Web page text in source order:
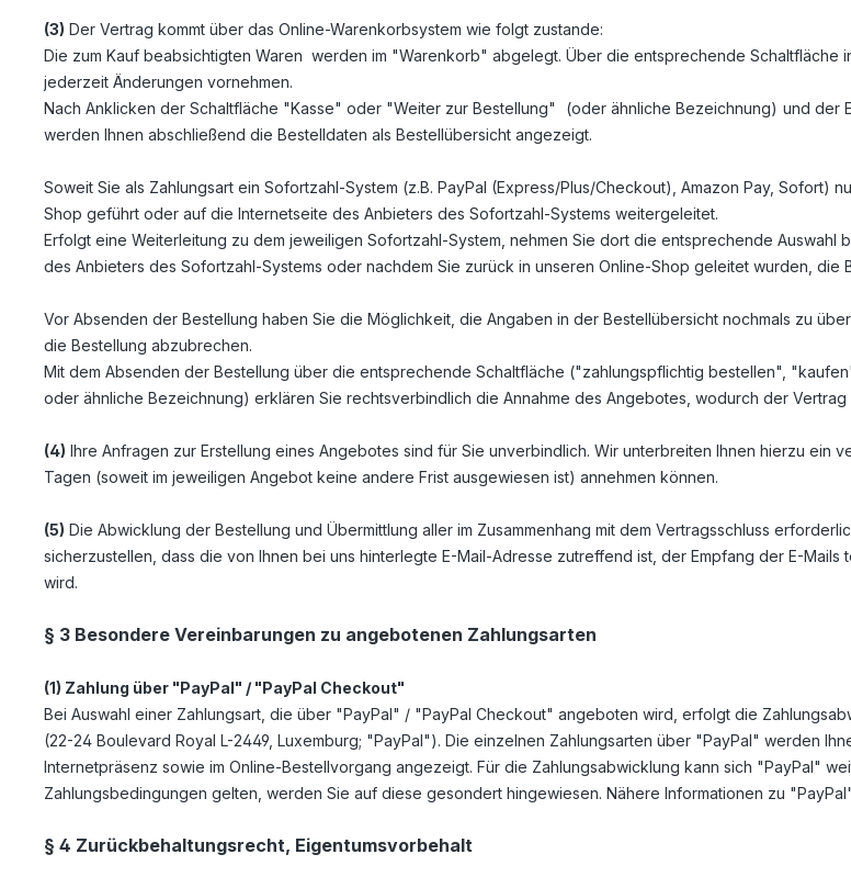
(3) Der Vertrag kommt über das Online-Warenkorbsystem wie folgt zustande:
Die zum Kauf beabsichtigten Waren werden im "Warenkorb" abgelegt. Über die entsprechende
jederzeit Änderungen vornehmen.
Nach Anklicken der Schaltfläche "Kasse" oder "Weiter zur Bestellung"
(oder ähnliche Bezeichnung) und der
werden Ihnen abschließend die Bestelldaten als Bestellübersicht angezeigt.
Soweit Sie als Zahlungsart ein Sofortzahl-System (z.B. PayPal (Express/Plus/Checkout), Amazon Pay,
Shop geführt oder auf die Internetseite des Anbieters des Sofortzahl-Systems weitergeleitet.
Erfolgt eine Weiterleitung zu dem jeweiligen Sofortzahl-System, nehmen Sie dort die entsprechende Auswahl
des Anbieters des Sofortzahl-Systems oder nachdem Sie zurück in unseren Online-Shop geleitet wurden, die
Vor Absenden der Bestellung haben Sie die Möglichkeit, die Angaben in der Bestellübersicht nochmals zu
die Bestellung abzubrechen.
Mit dem Absenden der Bestellung über die entsprechende Schaltfläche ("zahlungspflichtig bestellen",
oder ähnliche Bezeichnung) erklären Sie rechtsverbindlich die Annahme des Angebotes, wodurch der Vertrag
(4) Ihre Anfragen zur Erstellung eines Angebotes sind für Sie unverbindlich. Wir unterbreiten Ihnen hierzu ein
Tagen (soweit im jeweiligen Angebot keine andere Frist ausgewiesen ist) annehmen können.
(5) Die Abwicklung der Bestellung und Übermittlung aller im Zusammenhang mit dem Vertragsschluss
sicherzustellen, dass die von Ihnen bei uns hinterlegte E-Mail-Adresse zutreffend ist, der Empfang der E-
wird.
§ 3 Besondere Vereinbarungen zu angebotenen Zahlungsarten
(1) Zahlung über "PayPal" / "PayPal Checkout"
Bei Auswahl einer Zahlungsart, die über "PayPal" / "PayPal Checkout" angeboten wird, erfolgt die
(22-24 Boulevard Royal L-2449, Luxemburg; "PayPal"). Die einzelnen Zahlungsarten über "PayPal" werden
Internetpräsenz sowie im Online-Bestellvorgang angezeigt. Für die Zahlungsabwicklung kann sich "PayPal"
Zahlungsbedingungen gelten, werden Sie auf diese gesondert hingewiesen. Nähere Informationen zu
§ 4 Zurückbehaltungsrecht, Eigentumsvorbehalt